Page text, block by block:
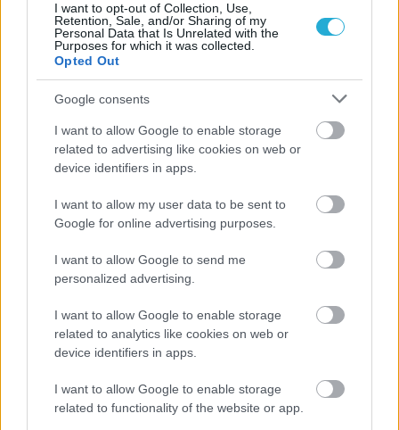
I want to opt-out of Collection, Use,
Retention, Sale, and/or Sharing of my
Personal Data that Is Unrelated with the
Purposes for which it was collected.
Opted Out
Google consents
I want to allow Google to enable storage
related to advertising like cookies on web or
device identifiers in apps.
I want to allow my user data to be sent to
Google for online advertising purposes.
I want to allow Google to send me
personalized advertising.
I want to allow Google to enable storage
related to analytics like cookies on web or
device identifiers in apps.
I want to allow Google to enable storage
related to functionality of the website or app.
ΔΙΕΘΝΗ 11/12/2017
Πήρε… ρεβάνς η Αθηνά απ’ την Ανθή
"H εκδίκηση είναι ένα πιάτο που τρώγεται…. κρυο και στην
«ιταλική κουζίνα». Ένα μήνα μετά την ήττα της στον
ελληνικό «εμφύλιο» τελικό του ιταλικού Super Cup με την
Βασιλαντωνάκη της Νοβάρα, η πασαδόρος της Κονελιάνο
πήρε στο «σπίτι» της συμπατριώτισσάς της ρεβάνς στο
πρωτάθλημα με όπλο της το σερβίς (14-3). Κέρδισε την
Μερτέκη η Κιόση στην Serie A2.